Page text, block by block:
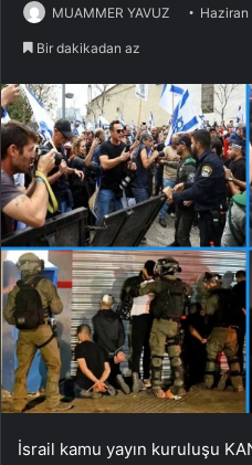
MUAMMER YAVUZ
Bir dakikadan az
İsrail kamu yayın kuruluşu